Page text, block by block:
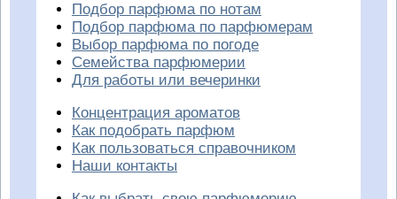
Подбор парфюма по нотам
Подбор парфюма по парфюмерам
Выбор парфюма по погоде
Семейства парфюмерии
Для работы или вечеринки
Концентрация ароматов
Как подобрать парфюм
Как пользоваться справочником
Наши контакты